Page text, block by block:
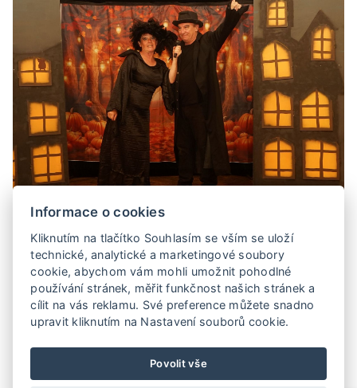
Výpravný zábavný pořad pro děti s diskotékou.
tematikou - přenášení pavouků, hledání v
kouzelném rendlíku, počítání netopýrů i
odhalování začarovaného hradu. Pořad trvá
90minut. Možné upravit na přání pořadatelů.
Informace o cookies
Kliknutím na tlačítko Souhlasím se vším se uloží
technické, analytické a marketingové soubory
cookie, abychom vám mohli umožnit pohodlné
používání stránek, měřit funkčnost našich stránek a
cílit na vás reklamu. Své preference můžete snadno
upravit kliknutím na Nastavení souborů cookie.
Povolit vše